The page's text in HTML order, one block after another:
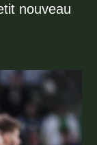
nouveau